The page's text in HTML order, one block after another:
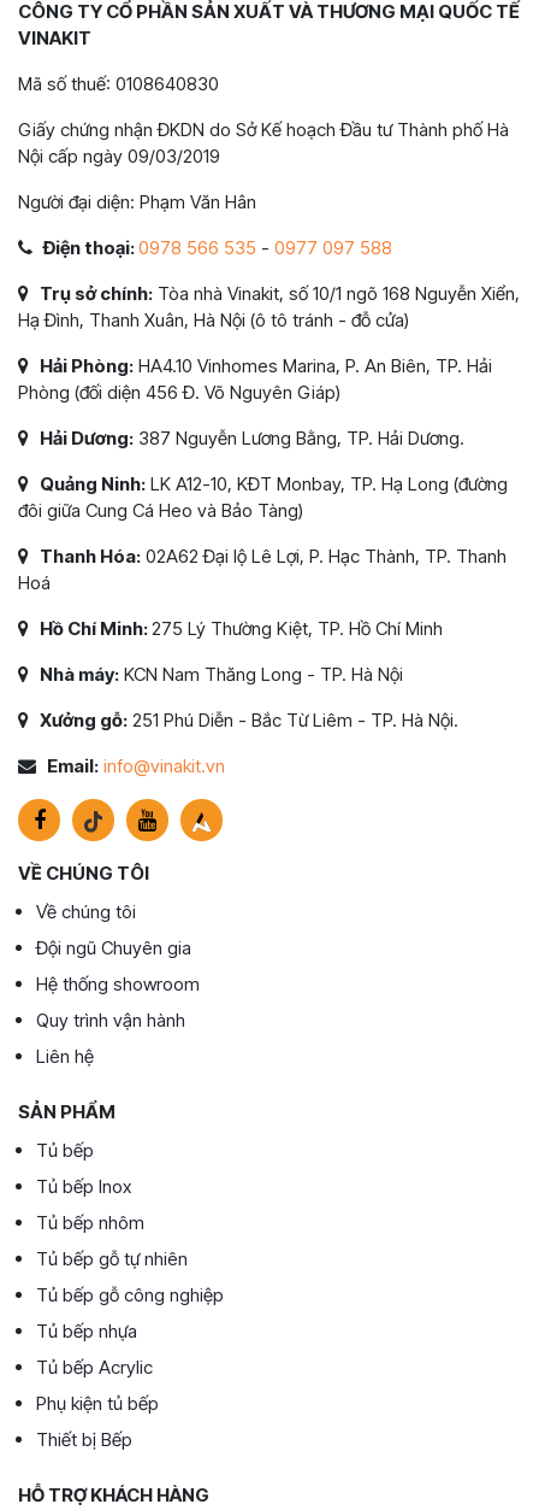
CÔNG TY CỔ PHẦN SẢN XUẤT VÀ THƯƠNG MẠI QUỐC TẾ
VINAKIT
Mã số thuế: 0108640830
Giấy chứng nhận ĐKDN do Sở Kế hoạch Đầu tư Thành phố Hà
Nội cấp ngày 09/03/2019
Người đại diện: Phạm Văn Hân
Điện thoại:0978 566 535 - 0977 097 588
Trụ sở chính: Tòa nhà Vinakit, số 10/1 ngõ 168 Nguyễn Xiển,
Hạ Đình, Thanh Xuân, Hà Nội (ô tô tránh - đỗ cửa)
Hải Phòng: HA4.10 Vinhomes Marina, P. An Biên, TP. Hải
Phòng (đối diện 456 Đ. Võ Nguyên Giáp)
Hải Dương: 387 Nguyễn Lương Bằng, TP. Hải Dương.
Quảng Ninh: LK A12-10, KĐT Monbay, TP. Hạ Long (đường
đôi giữa Cung Cá Heo và Bảo Tàng)
Thanh Hóa: 02A62 Đại lộ Lê Lợi, P. Hạc Thành, TP. Thanh
Hoá
Hồ Chí Minh:275 Lý Thường Kiệt, TP. Hồ Chí Minh
Nhà máy: KCN Nam Thăng Long - TP. Hà Nội
Xưởng gỗ: 251 Phú Diễn - Bắc Từ Liêm - TP. Hà Nội.
Email: info@vinakit.vn
VỀ CHÚNG TÔI
Về chúng tôi
Đội ngũ Chuyên gia
Hệ thống showroom
Quy trình vận hành
Liên hệ
SẢN PHẨM
Tủ bếp
Tủ bếp Inox
Tủ bếp nhôm
Tủ bếp gỗ tự nhiên
Tủ bếp gỗ công nghiệp
Tủ bếp nhựa
Tủ bếp Acrylic
Phụ kiện tủ bếp
Thiết bị Bếp
HỖ TRỢ KHÁCH HÀNG